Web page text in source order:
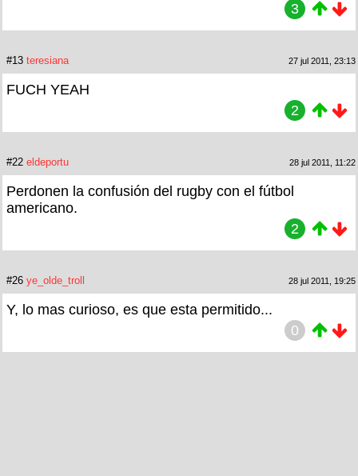
3
#13 teresiana 27 jul 2011, 23:13
FUCH YEAH
2
#22 eldeportu 28 jul 2011, 11:22
Perdonen la confusión del rugby con el fútbol
americano.
2
#26 ye_olde_troll 28 jul 2011, 19:25
Y, lo mas curioso, es que esta permitido...
0